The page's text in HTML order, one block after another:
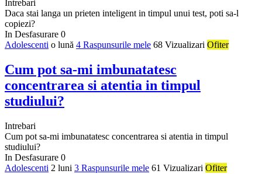
Intrebari
Daca stai langa un prieten inteligent in timpul unui test, poti sa-l
copiezi?
In Desfasurare 0
Adolescenti o lună 4 Raspunsurile mele 68 Vizualizari Ofiter
Cum pot sa-mi imbunatatesc
concentrarea si atentia in timpul
studiului?
Intrebari
Cum pot sa-mi imbunatatesc concentrarea si atentia in timpul
studiului?
In Desfasurare 0
Adolescenti 2 luni 3 Raspunsurile mele 61 Vizualizari Ofiter